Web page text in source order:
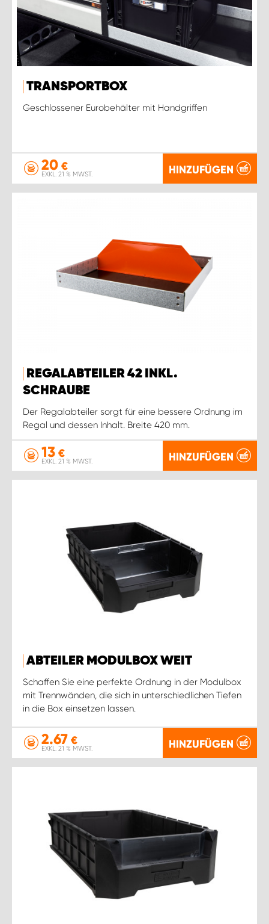
TRANSPORTBOX
Geschlossener Eurobehälter mit Handgriffen
20 €
EXKL. 21 % MWST. HINZUFÜGEN
REGALABTEILER 42 INKL.
SCHRAUBE
Der Regalabteiler sorgt für eine bessere Ordnung im
Regal und dessen Inhalt. Breite 420 mm.
13 €
EXKL. 21 % MWST. HINZUFÜGEN
ABTEILER MODULBOX WEIT
Schaffen Sie eine perfekte Ordnung in der Modulbox
mit Trennwänden, die sich in unterschiedlichen Tiefen
in die Box einsetzen lassen.
2.67 €
EXKL. 21 % MWST. HINZUFÜGEN